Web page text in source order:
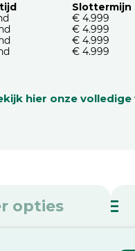
Slottermijn
€ 4.999
€ 4.999
€ 4.999
€ 4.999
hier onze
opties